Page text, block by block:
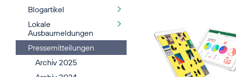
Blogartikel
Lokale
Ausbaumeldungen
Pressemitteilungen
Archiv 2025